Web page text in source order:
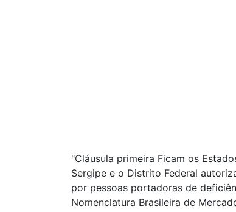
"Cláusula primeira Ficam os
Sergipe e o Distrito Federal
por pessoas portadoras de
Nomenclatura Brasileira de